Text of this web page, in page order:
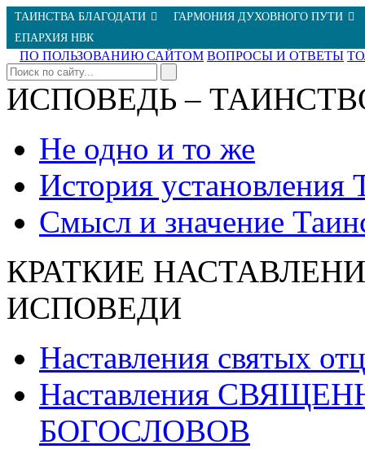
ТАИНСТВА БЛАГОДАТИ
ГАРМОНИЯ ДУХОВНОГО ПУТИ
ЕПАРХИЯ НВК
ПО ПОЛЬЗОВАНИЮ САЙТОМ ВОПРОСЫ И ОТВЕТЫ
ИСПОВЕДЬ –
Не одно и то же
История установления
Смысл и значение
КРАТКИЕ
ИСПОВЕДИ
Наставления святых
Наставления
БОГОСЛОВОВ